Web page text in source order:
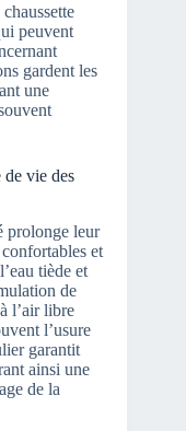
peuvent
gardent les
une
vie des
prolonge leur
et
tiède et
de
l’air libre
l’usure
garantit
ainsi une
de la